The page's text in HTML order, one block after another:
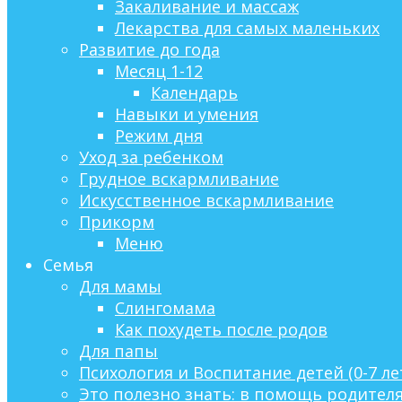
Закаливание и массаж
Лекарства для самых маленьких
Развитие до года
Месяц 1-12
Календарь
Навыки и умения
Режим дня
Уход за ребенком
Грудное вскармливание
Искусственное вскармливание
Прикорм
Меню
Семья
Для мамы
Слингомама
Как похудеть после родов
Для папы
Психология и Воспитание детей (0-7
Это полезно знать: в помощь